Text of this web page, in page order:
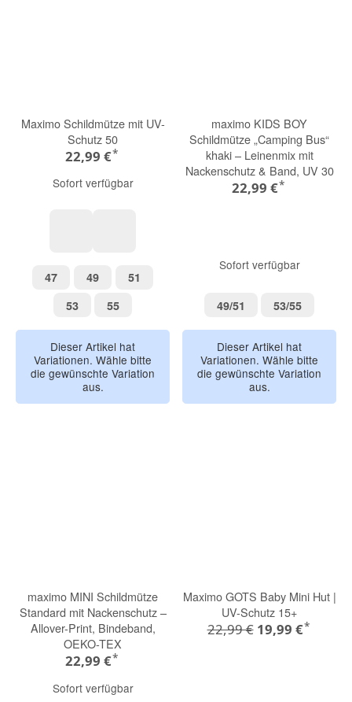
Maximo Schildmütze mit UV-
Schutz 50
22,99 €*
Sofort verfügbar
4747 4949 51
5353 5555
Dieser Artikel hat
Variationen. Wähle bitte
die gewünschte Variation
aus.
maximo KIDS BOY
Schildmütze „Camping Bus“
khaki – Leinenmix mit
Nackenschutz & Band, UV 30
22,99 €*
Sofort verfügbar
49/51 53/5553/55
Dieser Artikel hat
Variationen. Wähle bitte
die gewünschte Variation
aus.
maximo MINI Schildmütze
Standard mit Nackenschutz –
Allover-Print, Bindeband,
OEKO-TEX
22,99 €*
Sofort verfügbar
Maximo GOTS Baby Mini Hut |
UV-Schutz 15+
22,99 € 19,99 €*